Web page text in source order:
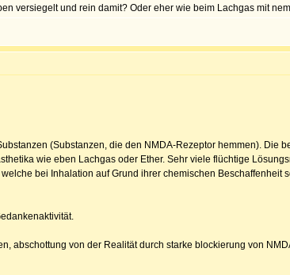
versiegelt und rein damit? Oder eher wie beim Lachgas mit
(Substanzen, die den NMDA-Rezeptor hemmen).
wie eben Lachgas oder Ether. Sehr viele flüchtige
bei Inhalation auf Grund ihrer chemischen
abschottung von der Realität durch starke blockierung von